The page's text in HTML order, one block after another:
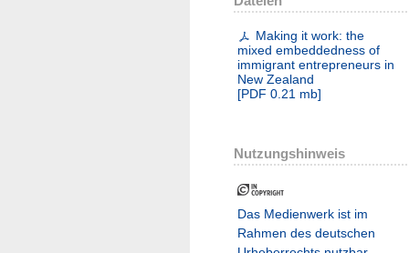
Making it work: the
mixed embeddedness of
immigrant entrepreneurs in
New Zealand
[PDF 0.21 mb]
Nutzungshinweis
Das Medienwerk ist im
Rahmen des deutschen